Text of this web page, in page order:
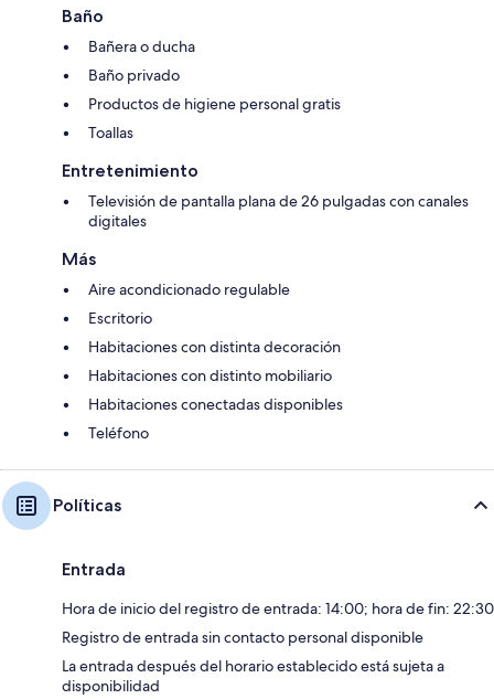
Baño
Bañera o ducha
Baño privado
Productos de higiene personal gratis
Toallas
Entretenimiento
Televisión de pantalla plana de 26 pulgadas con canales
digitales
Más
Aire acondicionado regulable
Escritorio
Habitaciones con distinta decoración
Habitaciones con distinto mobiliario
Habitaciones conectadas disponibles
Teléfono
Políticas
Entrada
Hora de inicio del registro de entrada: 14:00; hora de fin: 22:30
Registro de entrada sin contacto personal disponible
La entrada después del horario establecido está sujeta a
disponibilidad